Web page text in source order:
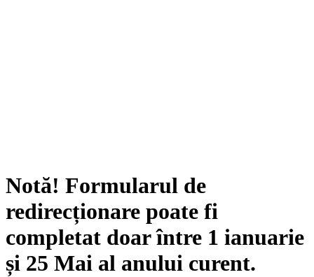
Notă! Formularul de
redirecționare poate fi
completat doar între 1 ianuarie
și 25 Mai al anului curent.